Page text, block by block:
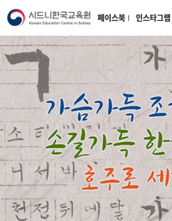
페이스북 l 인스타그램